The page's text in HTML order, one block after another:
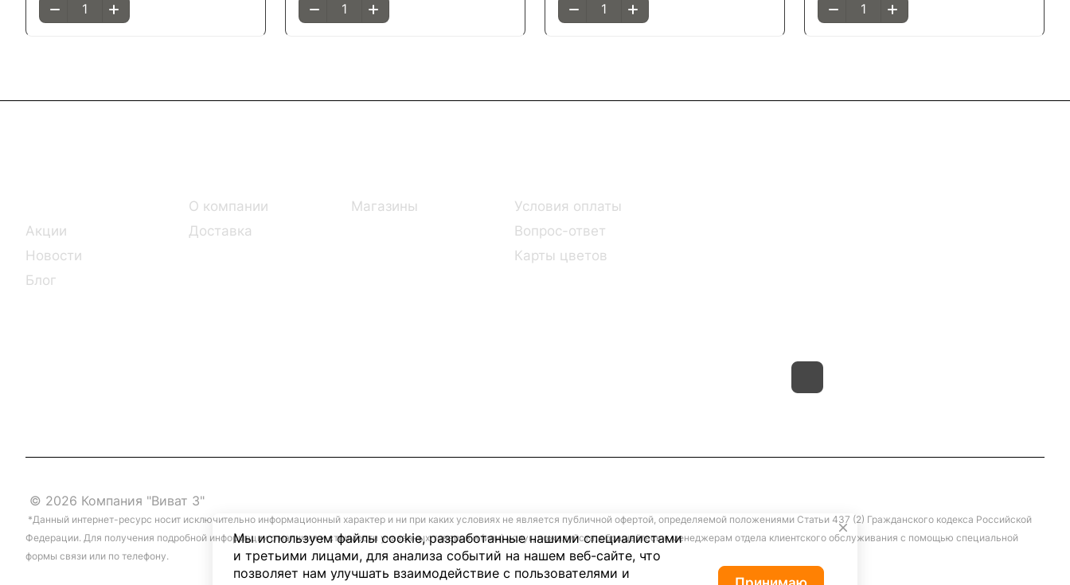
Акции
Новости
Блог
О компании
Доставка
Магазины
Условия оплаты
Вопрос-ответ
Карты цветов
© 2026 Компания "Виват 3"
*Данный интернет-ресурс носит исключительно информационный характер и ни при каких условиях не является публичной офертой, определяемой положениями Статьи 437 (2) Гражданского кодекса Российской
Федерации. Для получения подробной информации о наличии и стоимости указанных товаров и (или) услуг, пожалуйста, обращайтесь к менеджерам отдела клиентского обслуживания с помощью специальной
формы связи или по телефону.
Мы используем файлы cookie, разработанные нашими специалистами
и третьими лицами, для анализа событий на нашем веб-сайте, что
позволяет нам улучшать взаимодействие с пользователями и